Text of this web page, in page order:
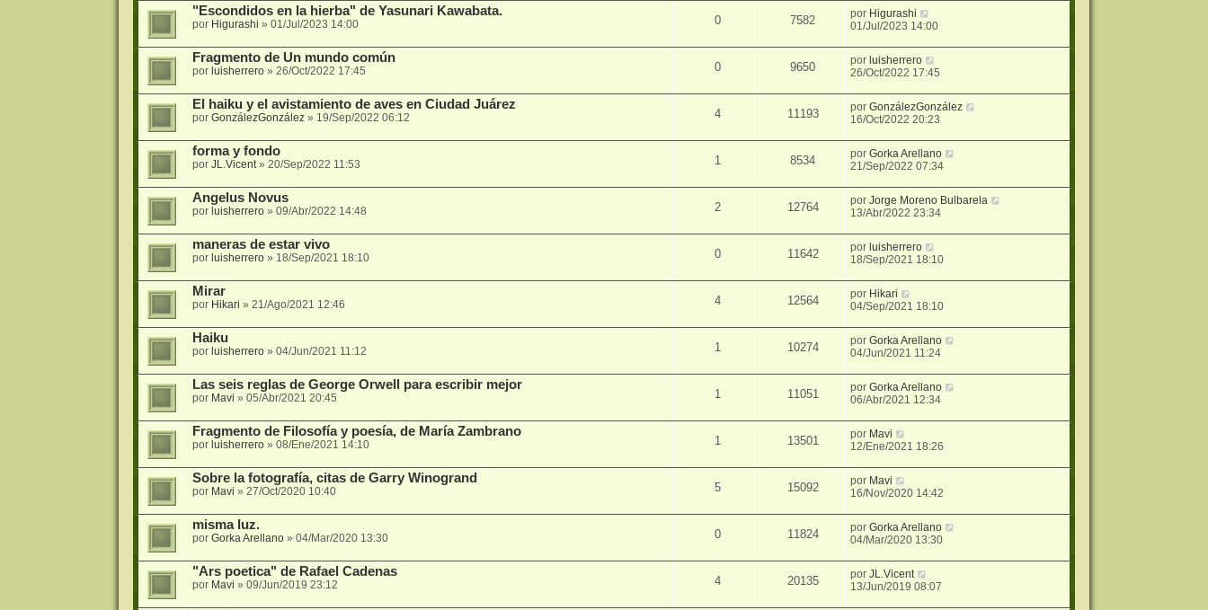
"Escondidos en la hierba" de Yasunari Kawabata.
por Higurashi » 01/Jul/2023 14:00 0 7582 por Higurashi
01/Jul/2023 14:00
Fragmento de Un mundo común
por luisherrero» 26/Oct/2022 17:45 0 9650 por luisherrero
26/Oct/2022 17:45
El haiku y el avistamiento de aves en Ciudad Juárez
por GonzálezGonzález» 19/Sep/2022 06:12 4 11193 porGonzálezGonzález
16/Oct/2022 20:23
forma y fondo
por JL.Vicent» 20/Sep/2022 11:53 1 8534 porGorka Arellano
21/Sep/2022 07:34
Angelus Novus
por luisherrero» 09/Abr/2022 14:48 2 12764 porJorge Moreno Bulbarela
13/Abr/2022 23:34
maneras de estar vivo
por luisherrero» 18/Sep/2021 18:10 0 11642 por luisherrero
18/Sep/2021 18:10
Mirar
por Hikari » 21/Ago/2021 12:46 4 12564 por Hikari
04/Sep/2021 18:10
Haiku
por luisherrero» 04/Jun/2021 11:12 1 10274 porGorka Arellano
04/Jun/2021 11:24
Las seis reglas de George Orwell para escribir mejor
por Mavi » 05/Abr/2021 20:45 1 11051 porGorka Arellano
06/Abr/2021 12:34
Fragmento de Filosofía y poesía, de María Zambrano
por luisherrero» 08/Ene/2021 14:10 1 13501 por Mavi
12/Ene/2021 18:26
Sobre la fotografía, citas de Garry Winogrand
por Mavi » 27/Oct/2020 10:40 5 15092 por Mavi
16/Nov/2020 14:42
misma luz.
por Gorka Arellano» 04/Mar/2020 13:30 0 11824 porGorka Arellano
04/Mar/2020 13:30
"Ars poetica" de Rafael Cadenas
por Mavi » 09/Jun/2019 23:12 4 20135 porJL.Vicent
13/Jun/2019 08:07